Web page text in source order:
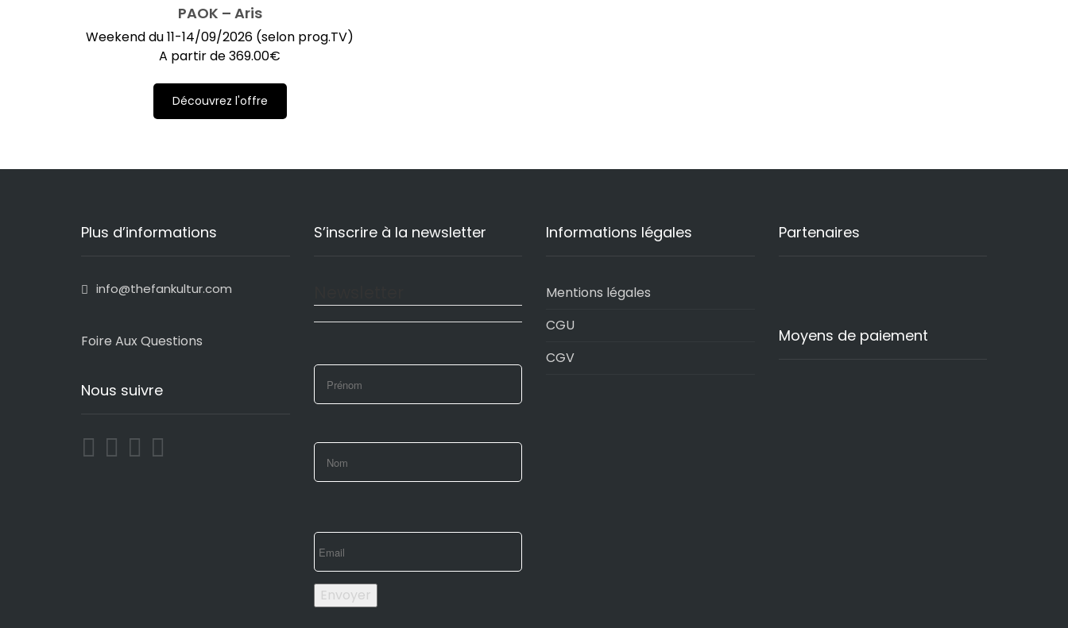
PAOK – Aris
Weekend du 11-14/09/2026 (selon prog.TV)
A partir de369.00€
Découvrez l'offre
Plus d’informations
info@thefankultur.com
Foire Aux Questions
Nous suivre
S’inscrire à la newsletter
Envoyer
Informations légales
Mentions légales
CGU
CGV
Partenaires
Moyens de paiement